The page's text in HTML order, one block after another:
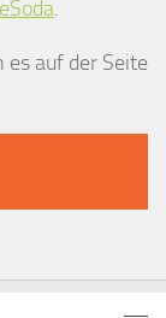
.
auf der Seite